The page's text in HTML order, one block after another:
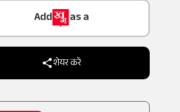
Trusted Source on
शेयर करें